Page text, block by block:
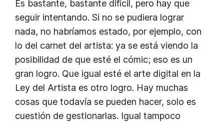
Es bastante, bastante difícil, pero hay que
seguir intentando. Si no se pudiera lograr
nada, no habríamos estado, por ejemplo, con
lo del carnet del artista: ya se está viendo la
posibilidad de que esté el cómic; eso es un
gran logro. Que igual esté el arte digital en la
Ley del Artista es otro logro. Hay muchas
cosas que todavía se pueden hacer, solo es
cuestión de gestionarlas. Igual tampoco